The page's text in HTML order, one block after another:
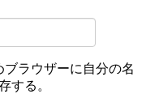
ラウザーに自分の名
する。